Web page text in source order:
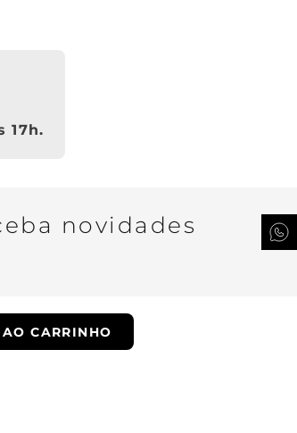
CARRINHO
17h.
novidades